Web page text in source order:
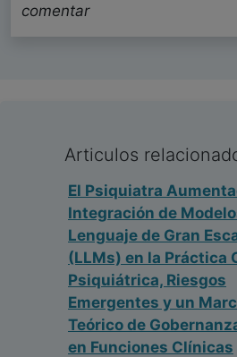
comentar
Articulos
El Psiquiatra
Integración de
Lenguaje de Gran
(LLMs) en la Práctica
Psiquiátrica, Riesgos
Emergentes y un
Teórico de
en Funciones Clínicas